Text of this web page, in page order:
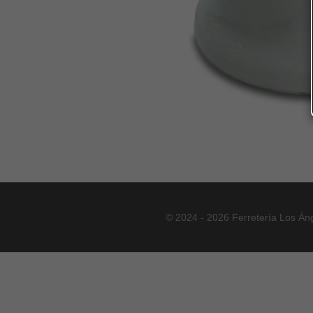
© 2024 - 2026 Ferretería Los